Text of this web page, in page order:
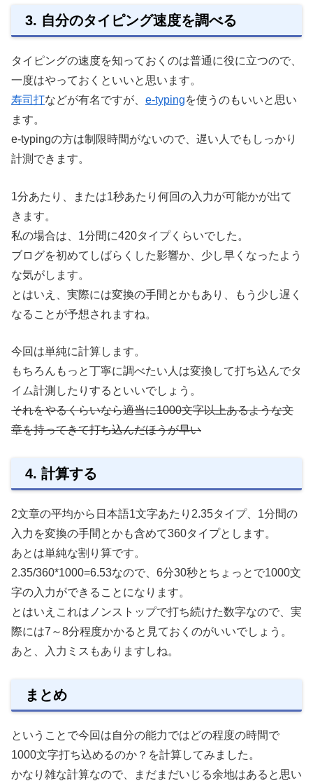
3. 自分のタイピング速度を調べる
タイピングの速度を知っておくのは普通に役に立つので、
一度はやっておくといいと思います。
寿司打などが有名ですが、 e-typingを使うのもいいと思い
ます。
e-typingの方は制限時間がないので、遅い人でもしっかり
計測できます。
1分あたり、または1秒あたり何回の入力が可能かが出て
きます。
私の場合は、1分間に420タイプくらいでした。
ブログを初めてしばらくした影響か、少し早くなったよう
な気がします。
とはいえ、実際には変換の手間とかもあり、もう少し遅く
なることが予想されますね。
今回は単純に計算します。
もちろんもっと丁寧に調べたい人は変換して打ち込んでタ
イム計測したりするといいでしょう。
それをやるくらいなら適当に1000文字以上あるような文
章を持ってきて打ち込んだほうが早い
4. 計算する
2文章の平均から日本語1文字あたり2.35タイプ、1分間の
入力を変換の手間とかも含めて360タイプとします。
あとは単純な割り算です。
2.35/360*1000=6.53なので、6分30秒とちょっとで1000文
字の入力ができることになります。
とはいえこれはノンストップで打ち続けた数字なので、実
際には7～8分程度かかると見ておくのがいいでしょう。
あと、入力ミスもありますしね。
まとめ
ということで今回は自分の能力ではどの程度の時間で
1000文字打ち込めるのか？を計算してみました。
かなり雑な計算なので、まだまだいじる余地はあると思い